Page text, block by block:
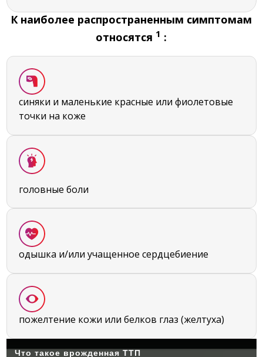
К наиболее распространенным симптомам
относятся 1 :
синяки и маленькие красные или фиолетовые
точки на коже
головные боли
одышка и/или учащенное сердцебиение
пожелтение кожи или белков глаз (желтуха)